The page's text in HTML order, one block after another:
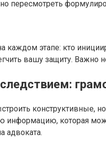
пересмотреть
каждом этапе: кто
вашу защиту. Важно
конструктивные,
которая
адвоката.